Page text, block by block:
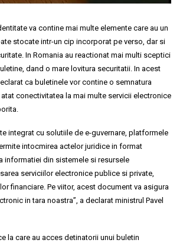
va contine mai multe elemente care au un
stocate intr-un cip incorporat pe verso, dar si
In Romania au reactionat mai multi sceptici
dand o mare lovitura securitatii. In acest
ca buletinele vor contine o semnatura
conectivitatea la mai multe servicii electronice
integrat cu solutiile de e-guvernare, platformele
intocmirea actelor juridice in format
informatiei din sistemele si resursele
serviciilor electronice publice si private,
financiare. Pe viitor, acest document va asigura
in tara noastra”, a declarat ministrul Pavel
la care au acces detinatorii unui buletin